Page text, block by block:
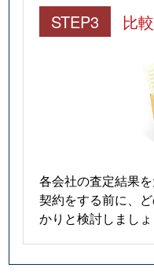
STEP3 比
各会社の査定結果
契約をする前に、
かりと検討しましょ